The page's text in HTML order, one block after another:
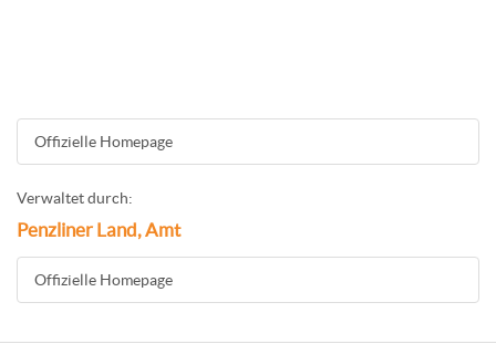
Offizielle Homepage
Verwaltet durch:
Penzliner Land, Amt
Offizielle Homepage